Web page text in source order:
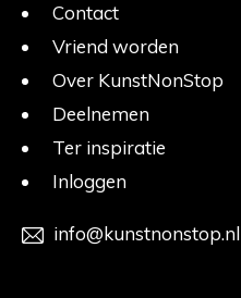
Contact
Vriend worden
Over KunstNonStop
Deelnemen
Ter inspiratie
Inloggen
info@kunstnonstop.nl